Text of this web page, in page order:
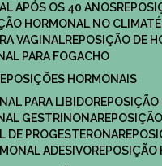
APÓS OS 40 ANOS
HORMONAL NO
VAGINAL
REPOSIÇÃO DE
PARA FOGACHO
REPOSIÇÕES HORMONAIS
PARA LIBIDO
GESTRINONA
DE PROGESTERONA
ADESIVO